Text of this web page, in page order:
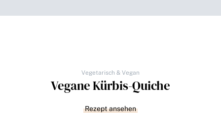
Vegetarisch & Vegan
Vegane Kürbis-Quiche
Rezept ansehen